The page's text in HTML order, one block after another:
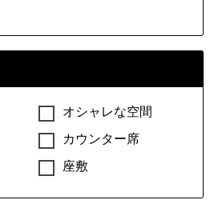
オシャレな空間
カウンター席
座敷